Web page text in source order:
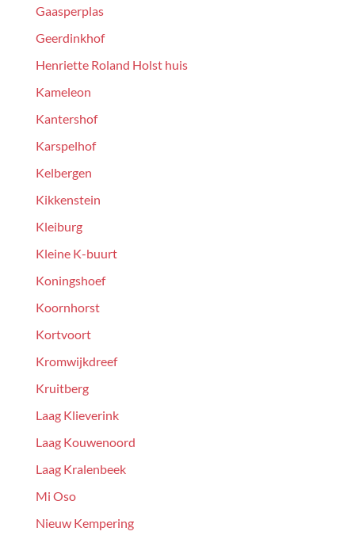
Gaasperplas
Geerdinkhof
Henriette Roland Holst huis
Kameleon
Kantershof
Karspelhof
Kelbergen
Kikkenstein
Kleiburg
Kleine K-buurt
Koningshoef
Koornhorst
Kortvoort
Kromwijkdreef
Kruitberg
Laag Klieverink
Laag Kouwenoord
Laag Kralenbeek
Mi Oso
Nieuw Kempering